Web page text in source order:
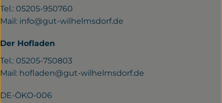
Tel.: 05205-950760
Mail: info@gut-wilhelmsdorf.de
Der Hofladen
Tel.: 05205-750803
Mail: hofladen@gut-wilhelmsdorf.de
DE-ÖKO-006